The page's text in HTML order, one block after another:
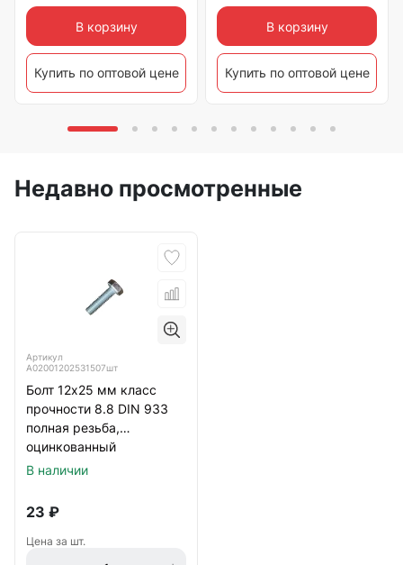
В корзину
Купить по оптовой цене
В корзину
Купить по оптовой цене
Недавно просмотренные
Артикул
А02001202531507шт
Болт 12х25 мм класс
прочности 8.8 DIN 933
полная резьба,
оцинкованный
В наличии
23 ₽
Цена за шт.